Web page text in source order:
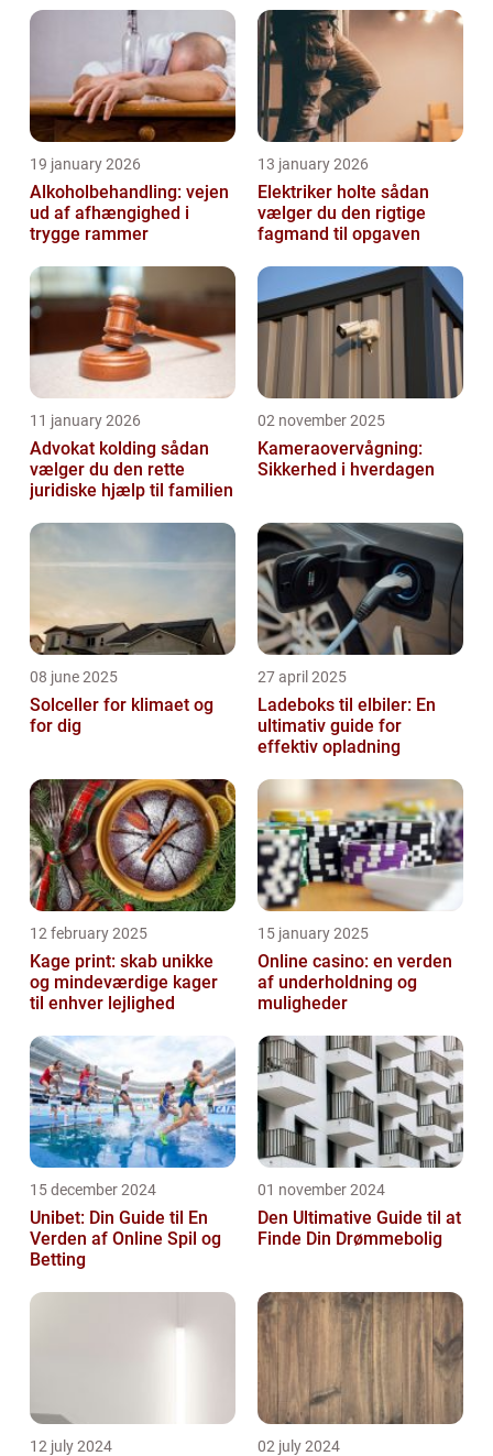
som vi bruger til stort set alt i dag...
19 january 2026
Alkoholbehandling: vejen
ud af afhængighed i
trygge rammer
13 january 2026
Elektriker holte sådan
vælger du den rigtige
fagmand til opgaven
11 january 2026
Advokat kolding sådan
vælger du den rette
juridiske hjælp til familien
02 november 2025
Kameraovervågning:
Sikkerhed i hverdagen
08 june 2025
Solceller for klimaet og
for dig
27 april 2025
Ladeboks til elbiler: En
ultimativ guide for
effektiv opladning
12 february 2025
Kage print: skab unikke
og mindeværdige kager
til enhver lejlighed
15 january 2025
Online casino: en verden
af underholdning og
muligheder
15 december 2024
Unibet: Din Guide til En
Verden af Online Spil og
Betting
01 november 2024
Den Ultimative Guide til at
Finde Din Drømmebolig
12 july 2024 02 july 2024